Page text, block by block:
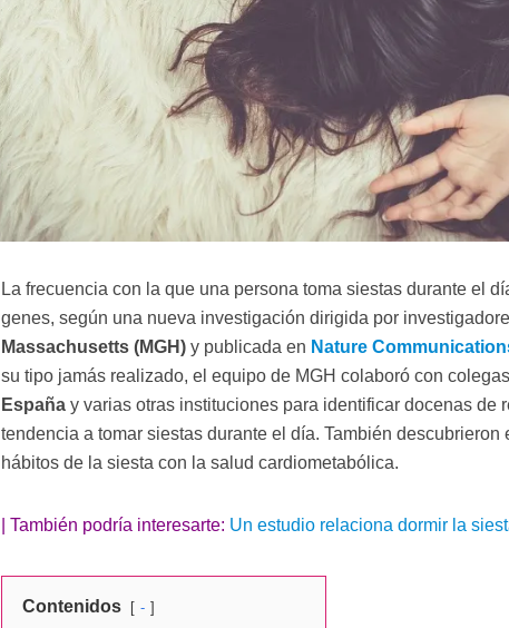
La frecuencia con la que una persona toma siestas durante el
genes, según una nueva investigación dirigida por
Massachusetts (MGH) y publicada en Nature
su tipo jamás realizado, el equipo de MGH colaboró ​​con
España y varias otras instituciones para identificar docenas de
tendencia a tomar siestas durante el día. También
hábitos de la siesta con la salud cardiometabólica.
| También podría interesarte: Un estudio relaciona dormir la
Contenidos -